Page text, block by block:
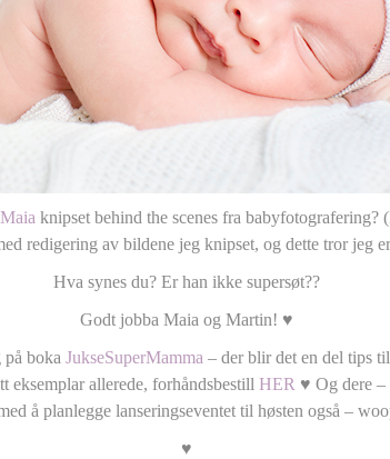
Maia knipset behind the scenes fra babyfotografering?
redigering av bildene jeg knipset, og dette tror jeg
Hva synes du? Er han ikke supersøt??
Godt jobba Maia og Martin! ♥
på bokaJukseSuperMamma – der blir det en del tips
allerede, forhåndsbestill HER ♥ Og dere –
å planlegge lanseringseventet til høsten også –
♥